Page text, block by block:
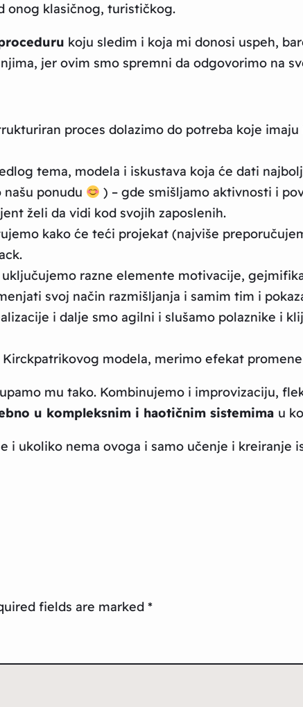
onog klasičnog, turističkog.
koju sledim i koja mi donosi uspeh,
jer ovim smo spremni da odgovorimo na
proces dolazimo do potreba koje
tema, modela i iskustava koja će dati
ponudu
) – gde smišljamo aktivnosti i
želi da vidi kod svojih zaposlenih.
kako će teći projekat (najviše
uključujemo razne elemente motivacije,
svoj način razmišljanja i samim tim i
i dalje smo agilni i slušamo polaznike i
modela, merimo efekat
mu tako. Kombinujemo i improvizaciju,
u kompleksnim i haotičnim sistemima u
i ukoliko nema ovoga i samo učenje i kreiranje
fields are marked *